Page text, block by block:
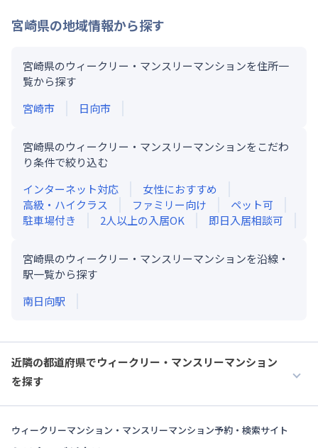
宮崎県の地域情報から探す
宮崎県のウィークリー・マンスリーマンションを住所一
覧から探す
宮崎市
日向市
宮崎県のウィークリー・マンスリーマンションをこだわ
り条件で絞り込む
インターネット対応
女性におすすめ
高級・ハイクラス
ファミリー向け
ペット可
駐車場付き
2人以上の入居OK 即日入居相談可
宮崎県のウィークリー・マンスリーマンションを沿線・
駅一覧から探す
南日向駅
近隣の都道府県でウィークリー・マンスリーマンション
を探す
ウィークリーマンション・マンスリーマンション予約・検索サイト